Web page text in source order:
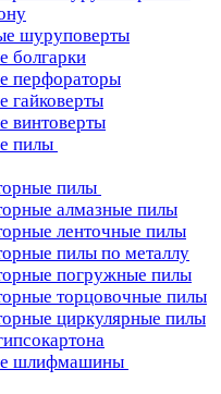
шуруповерты
болгарки
перфораторы
гайковерты
винтоверты
пилы
пилы
алмазные пилы
ленточные пилы
пилы по металлу
погружные пилы
торцовочные пилы
циркулярные пилы
шлифмашины